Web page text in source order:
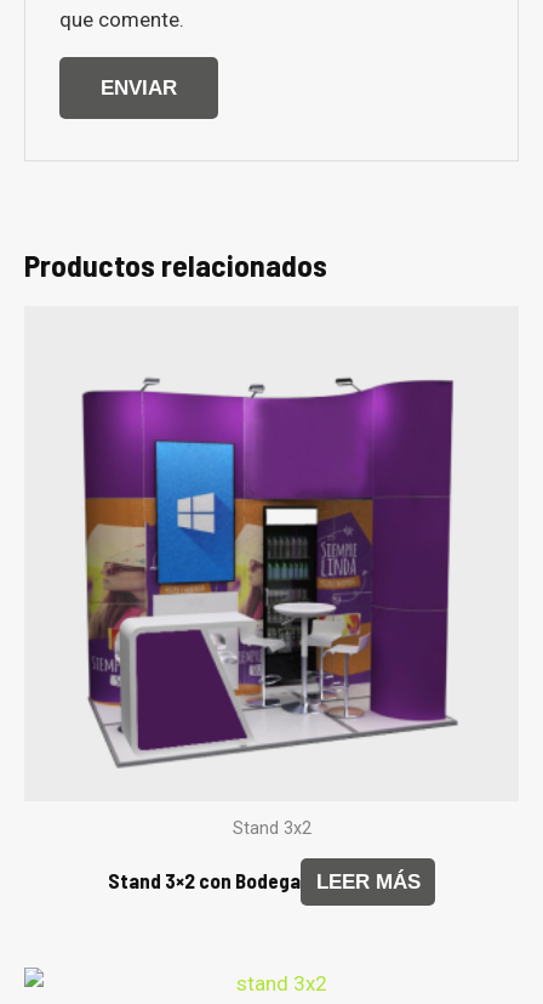
que comente.
Productos relacionados
Stand 3x2
Stand 3×2 con Bodega LEER MÁS